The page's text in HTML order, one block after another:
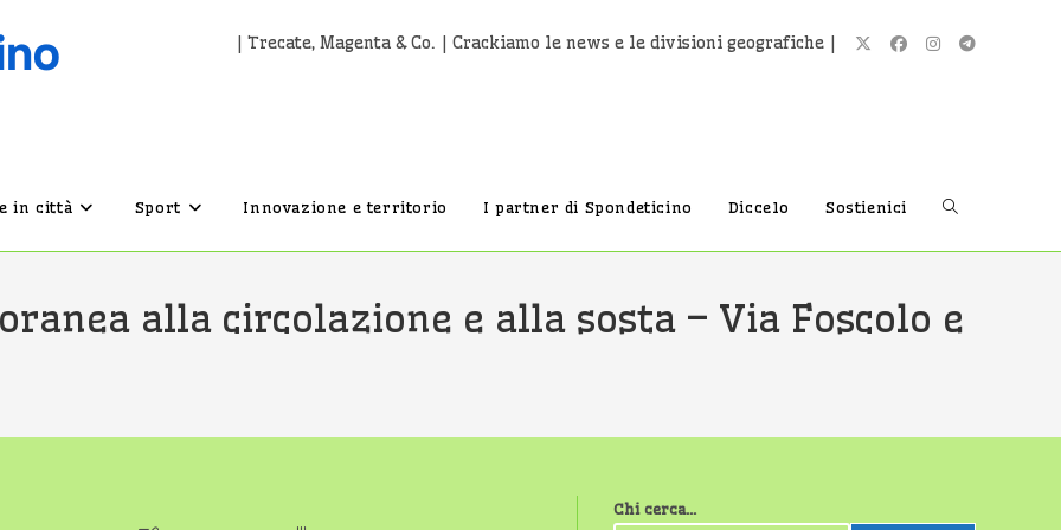
| Trecate, Magenta & Co. | Crackiamo le news e le divisioni geografiche |
in città Sport Innovazione e territorio I partner di Spondeticino Diccelo Sostienici Attiva/
alla circolazione e alla sosta – Via Foscolo e
Chi cerca...